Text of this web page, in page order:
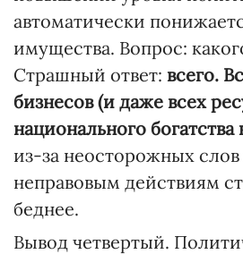
автоматически
имущества. Вопрос:
Страшный ответ: всего.
бизнесов (и даже всех
национального богатства
из-за неосторожных
неправовым действиям
беднее.
Вывод четвертый.